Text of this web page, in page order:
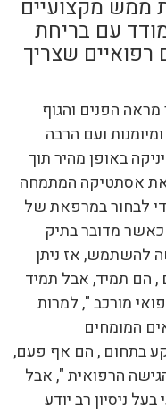
ממש מקצועיים
עם בריחת
שצריך
הפנים והגוף
ועם הרבה
באופן מהיר תוך
אסתטיקה המתמחה
לבחור במרפאת של
מדובר בתיק
להשתמש, אז ניתן
, הם תמיד, אבל תמיד
מורכב ", למרות
המומחים
בתחום , הם אף פעם,
הרפואית ", אבל
ניסיון רב יודע